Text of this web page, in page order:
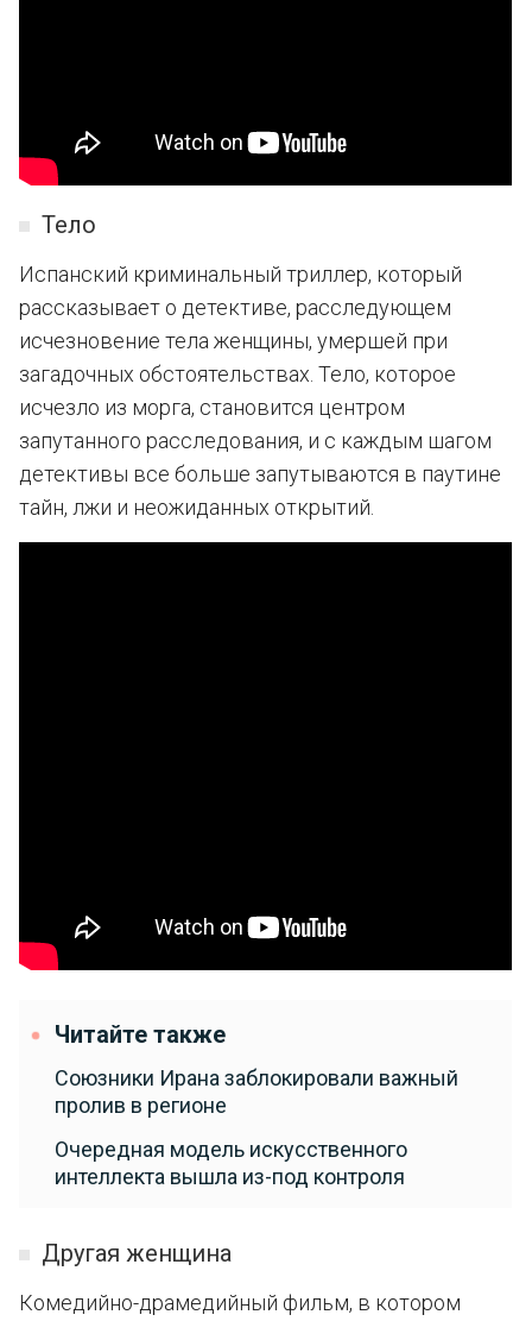
Тело
Испанский криминальный триллер, который
рассказывает о детективе, расследующем
исчезновение тела женщины, умершей при
загадочных обстоятельствах. Тело, которое
исчезло из морга, становится центром
запутанного расследования, и с каждым шагом
детективы все больше запутываются в паутине
тайн, лжи и неожиданных открытий.
Читайте также
Союзники Ирана заблокировали важный
пролив в регионе
Очередная модель искусственного
интеллекта вышла из-под контроля
Другая женщина
Комедийно-драмедийный фильм, в котором